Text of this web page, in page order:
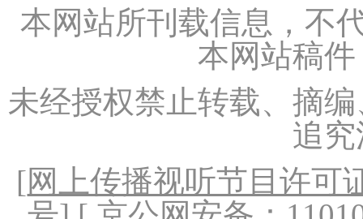
本网站所刊载信息，不
本网站稿
未经授权禁止转载、摘
追
[网上传播视听节目许可